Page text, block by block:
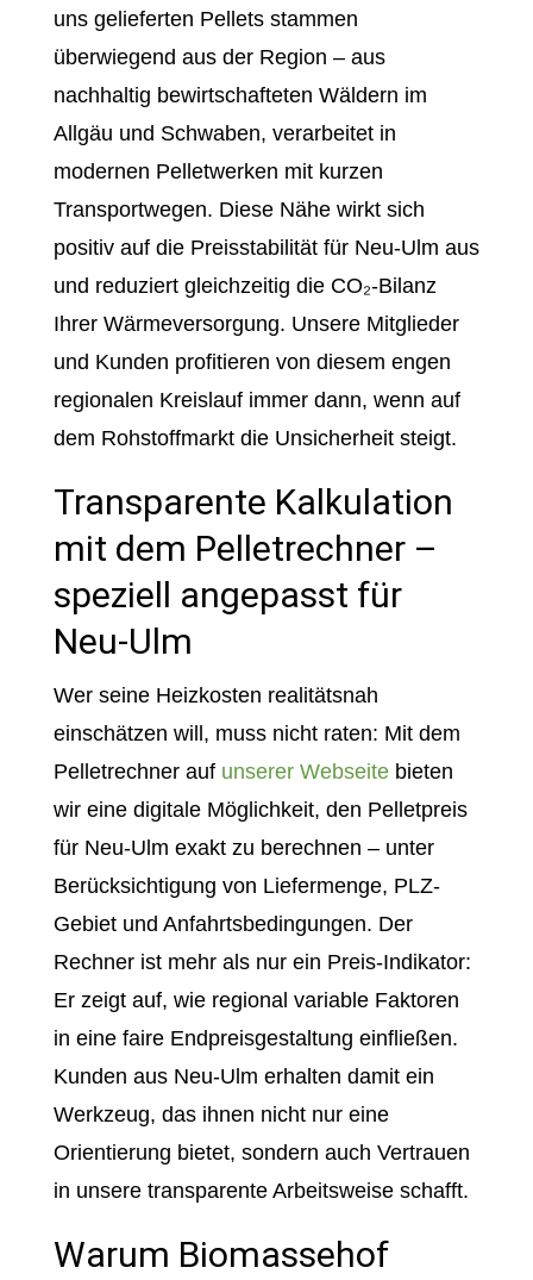
uns gelieferten Pellets stammen
überwiegend aus der Region – aus
nachhaltig bewirtschafteten Wäldern im
Allgäu und Schwaben, verarbeitet in
modernen Pelletwerken mit kurzen
Transportwegen. Diese Nähe wirkt sich
positiv auf die Preisstabilität für Neu-Ulm aus
und reduziert gleichzeitig die CO₂-Bilanz
Ihrer Wärmeversorgung. Unsere Mitglieder
und Kunden profitieren von diesem engen
regionalen Kreislauf immer dann, wenn auf
dem Rohstoffmarkt die Unsicherheit steigt.
Transparente Kalkulation
mit dem Pelletrechner –
speziell angepasst für
Neu-Ulm
Wer seine Heizkosten realitätsnah
einschätzen will, muss nicht raten: Mit dem
Pelletrechner auf unserer Webseitebieten
wir eine digitale Möglichkeit, den Pelletpreis
für Neu-Ulm exakt zu berechnen – unter
Berücksichtigung von Liefermenge, PLZ-
Gebiet und Anfahrtsbedingungen. Der
Rechner ist mehr als nur ein Preis-Indikator:
Er zeigt auf, wie regional variable Faktoren
in eine faire Endpreisgestaltung einfließen.
Kunden aus Neu-Ulm erhalten damit ein
Werkzeug, das ihnen nicht nur eine
Orientierung bietet, sondern auch Vertrauen
in unsere transparente Arbeitsweise schafft.
Warum Biomassehof